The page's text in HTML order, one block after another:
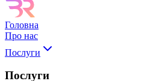
Головна
Про нас
Послуги
Послуги